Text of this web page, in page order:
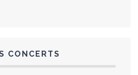
CONCERTS